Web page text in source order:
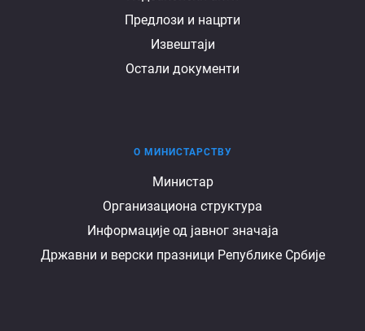
Предлози и нацрти
Извештаји
Остали документи
министарству
О МИНИСТАРСТВУ
Министар
Организациона структура
Информације од јавног значаја
Државни и верски празници Републике Србије